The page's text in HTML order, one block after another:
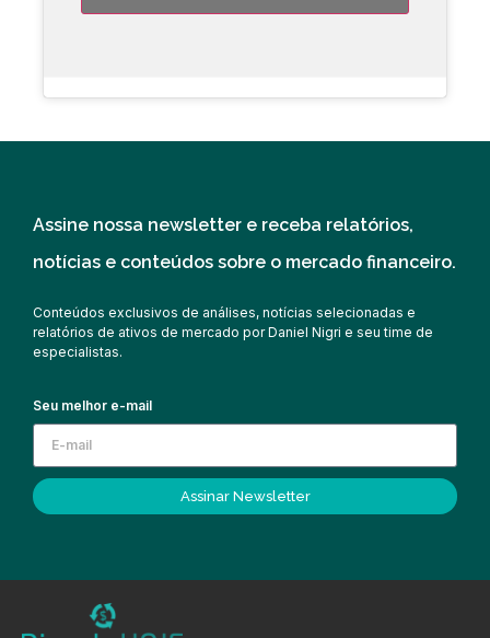
Assine nossa newsletter e receba relatórios,
notícias e conteúdos sobre o mercado financeiro.
Conteúdos exclusivos de análises, notícias selecionadas e
relatórios de ativos de mercado por Daniel Nigri e seu time de
especialistas.
Seu melhor e-mail
Assinar Newsletter